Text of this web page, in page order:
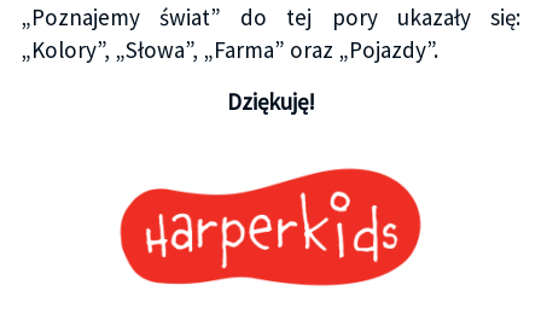
„Poznajemy świat” do tej pory ukazały się:
„Kolory”, „Słowa”, „Farma” oraz „Pojazdy”.
Dziękuję!